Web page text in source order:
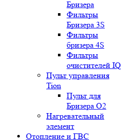
Бризера
Фильтры
Бризера 3S
Фильтры
бризера 4S
Фильтры
очистителей IQ
Пульт управления
Tion
Пульт для
Бризера O2
Нагревательный
элемент
Отопление и ГВС